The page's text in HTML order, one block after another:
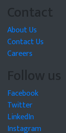
Contact
About Us
Contact Us
Careers
Follow us
Facebook
Twitter
LinkedIn
Instagram